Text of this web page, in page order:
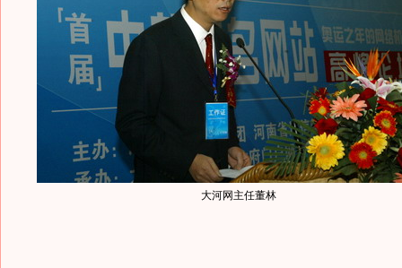
大河网主任董林